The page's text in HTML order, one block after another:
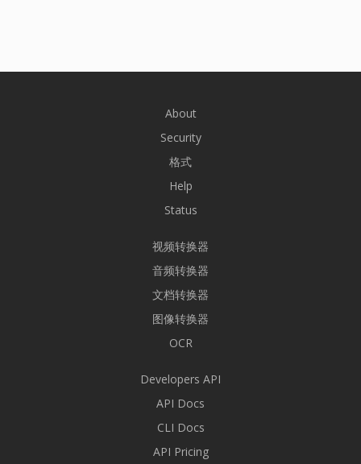
About
Security
格式
Help
Status
视频转换器
音频转换器
文档转换器
图像转换器
OCR
Developers API
API Docs
CLI Docs
API Pricing